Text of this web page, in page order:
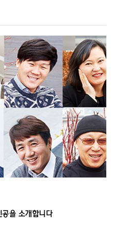
을 소개합니다